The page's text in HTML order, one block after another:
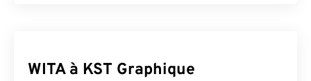
WITA à KST Graphique